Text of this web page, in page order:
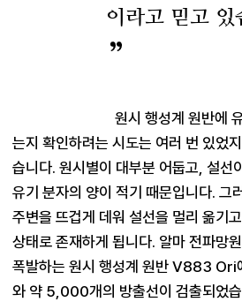
이라고 믿고 있
원시 행성계 원반에
는지 확인하려는 시도는 여러 번 있었
습니다. 원시별이 대부분 어둡고, 설선
유기 분자의 양이 적기 때문입니다. 그
주변을 뜨겁게 데워 설선을 멀리 옮기
상태로 존재하게 됩니다. 알마 전파망
폭발하는 원시 행성계 원반 V883 Ori
와 약 5,000개의 방출선이 검출되었